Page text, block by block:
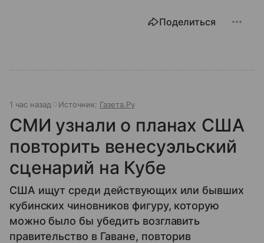
Поделиться
1 час назад Источник: Газета.Ру
СМИ узнали о планах США
повторить венесуэльский
сценарий на Кубе
США ищут среди действующих или бывших
кубинских чиновников фигуру, которую
можно было бы убедить возглавить
правительство в Гаване, повторив